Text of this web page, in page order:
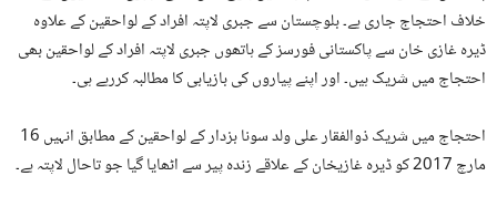
خلاف احتجاج جاری ہے۔ بلوچستان سے جبری لاپتہ افراد کے لواحقین کے علاوہ
ڈیرہ غازی خان سے پاکستانی فورسز کے ہاتھوں جبری لاپتہ افراد کے لواحقین بھی
احتجاج میں شریک ہیں۔ اور اپنے پیاروں کی بازیابی کا مطالبہ کررہے ہی۔
احتجاج میں شریک ذوالفقار علی ولد سونا بزدار کے لواحقین کے مطابق انہیں 16
مارچ 2017 کو ڈیرہ غازیخان کے علاقے زندہ پیر سے اٹھایا گیا جو تاحال لاپتہ ہے۔